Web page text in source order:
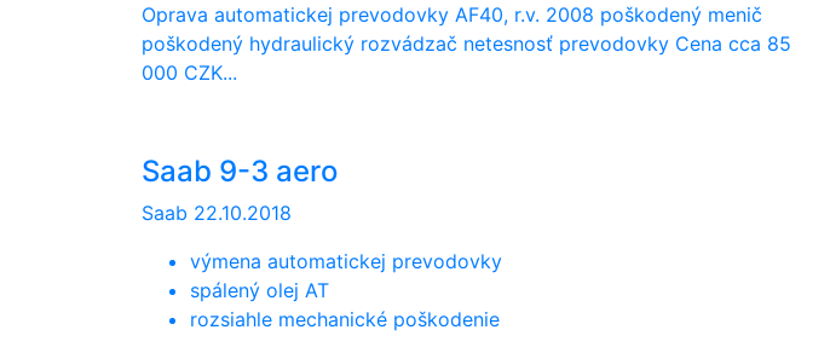
Oprava automatickej prevodovky AF40, r.v. 2008 poškodený menič
poškodený hydraulický rozvádzač netesnosť prevodovky Cena cca 85
000 CZK...
Saab 9-3 aero
Saab 22.10.2018
výmena automatickej prevodovky
spálený olej AT
rozsiahle mechanické poškodenie